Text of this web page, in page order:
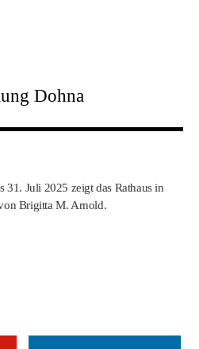
Dohna
31. Juli 2025 zeigt das Rathaus in
Brigitta M. Arnold.